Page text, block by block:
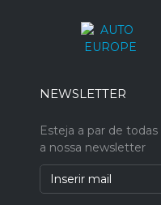
NEWSLETTER
Esteja a par de
a nossa newsletter